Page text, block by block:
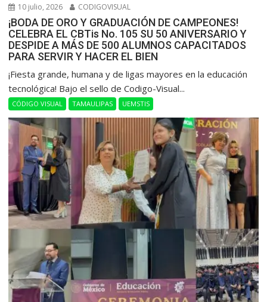
10 julio, 2026 CODIGOVISUAL
¡BODA DE ORO Y GRADUACIÓN DE CAMPEONES!
CELEBRA EL CBTis No. 105 SU 50 ANIVERSARIO Y
DESPIDE A MÁS DE 500 ALUMNOS CAPACITADOS
PARA SERVIR Y HACER EL BIEN
​¡Fiesta grande, humana y de ligas mayores en la educación
tecnológica! Bajo el sello de Codigo-Visual...
CÓDIGO VISUAL TAMAULIPAS UEMSTIS